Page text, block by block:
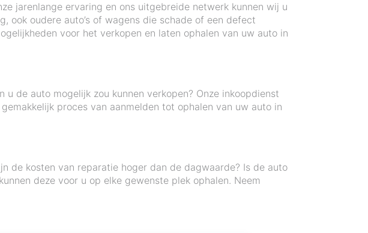
jarenlange ervaring en ons uitgebreide netwerk kunnen wij u
ook oudere auto’s of wagens die schade of een defect
voor het verkopen en laten ophalen van uw auto in
de auto mogelijk zou kunnen verkopen? Onze inkoopdienst
proces van aanmelden tot ophalen van uw auto in
de kosten van reparatie hoger dan de dagwaarde? Is de auto
deze voor u op elke gewenste plek ophalen. Neem